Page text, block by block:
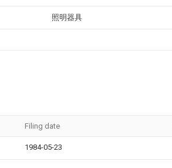
照明器具
Filing date
1984-05-23